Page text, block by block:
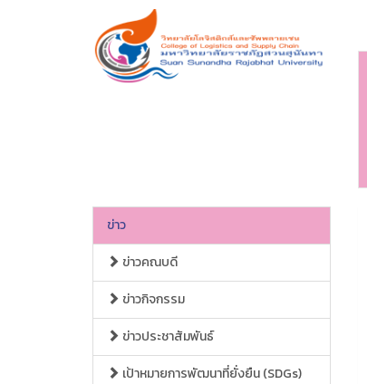
ข่าว
ข่าวคณบดี
ข่าวกิจกรรม
ข่าวประชาสัมพันธ์
เป้าหมายการพัฒนาที่ยั่งยืน (SDGs)